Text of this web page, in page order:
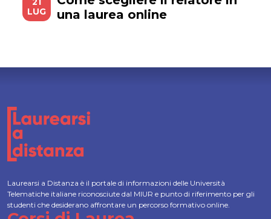
LUG
una laurea online
Laurearsi a Distanza è il portale di informazioni delle Università
Telematiche italiane riconosciute dal MIUR e punto di riferimento per gli
studenti che desiderano affrontare un percorso formativo online.